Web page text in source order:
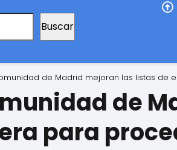
Buscar
de Madrid mejoran las listas de
de
para